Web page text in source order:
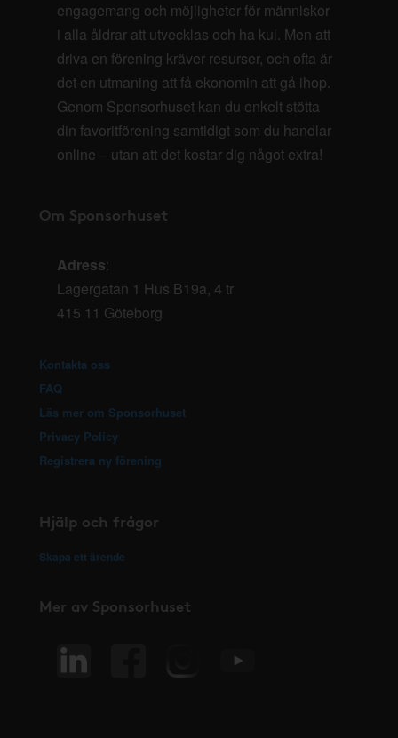
engagemang och möjligheter för människor
i alla åldrar att utvecklas och ha kul. Men att
driva en förening kräver resurser, och ofta är
det en utmaning att få ekonomin att gå ihop.
Genom Sponsorhuset kan du enkelt stötta
din favoritförening samtidigt som du handlar
online – utan att det kostar dig något extra!
Om Sponsorhuset
Adress:
Lagergatan 1 Hus B19a, 4 tr
415 11 Göteborg
Kontakta oss
FAQ
Läs mer om Sponsorhuset
Privacy Policy
Registrera ny förening
Hjälp och frågor
Skapa ett ärende
Mer av Sponsorhuset